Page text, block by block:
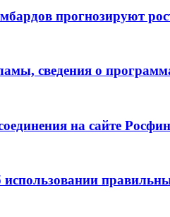
прогнозируют
сведения о
на сайте